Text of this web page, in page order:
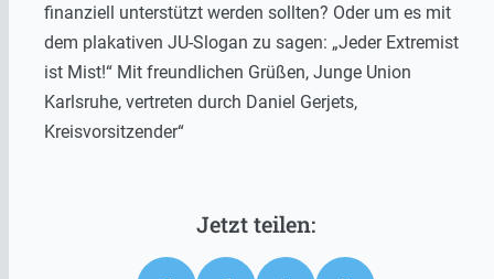
finanziell unterstützt werden sollten? Oder um es mit
dem plakativen JU-Slogan zu sagen: „Jeder Extremist
ist Mist!“ Mit freundlichen Grüßen, Junge Union
Karlsruhe, vertreten durch Daniel Gerjets,
Kreisvorsitzender“